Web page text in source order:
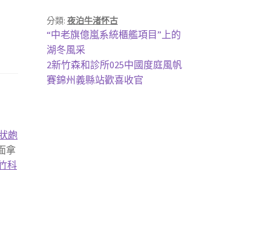
皰
拿
科
分類: 夜泊牛渚怀古
上
一
篇
文
“中老旗億嵐系統櫃艦項目”上的
湖冬風采
下
一
2新竹森和診所025中國度庭風帆
賽錦州義縣站歡喜收官